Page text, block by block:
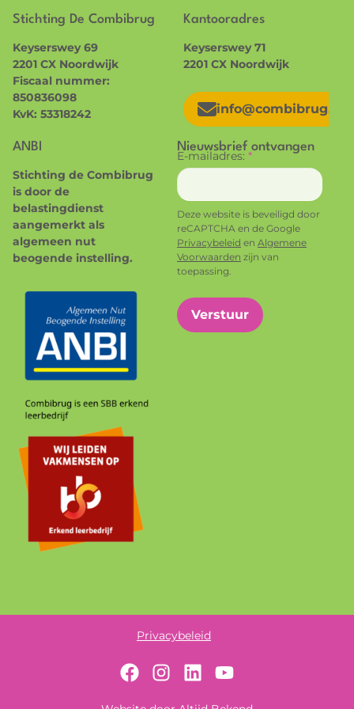
Nieuwkomers projecten
Agenda
Nieuws
Stichting De Combibrug
Keyserswey 69
2201 CX Noordwijk
Fiscaal nummer:
850836098
KvK: 53318242
Kantooradres
Keyserswey 71
2201 CX Noordwijk
info@combibrug.nl
ANBI
Stichting de Combibrug
is door de
belastingdienst
aangemerkt als
algemeen nut
beogende instelling.
Nieuwsbrief ontvangen
E-mailadres: *
Deze website is beveiligd door
reCAPTCHA en de Google
Privacybeleid en Algemene
Voorwaarden zijn van
toepassing.
Verstuur
Privacybeleid